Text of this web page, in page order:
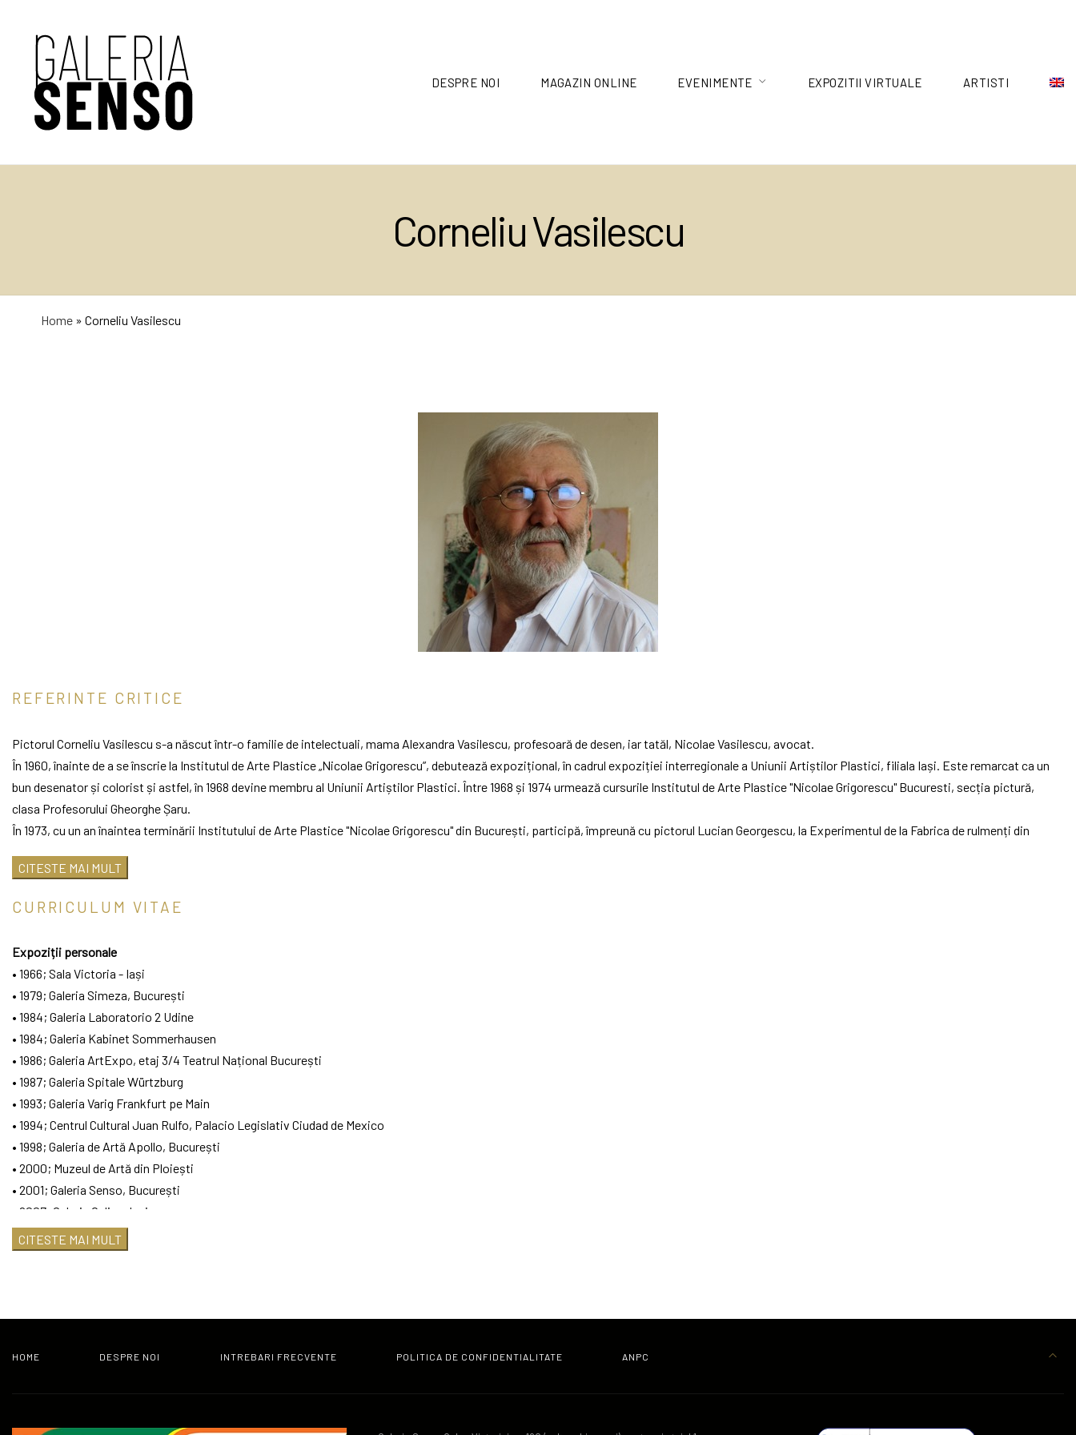
DESPRE NOI MAGAZIN ONLINE EVENIMENTE EXPOZITII VIRTUALE ARTISTI
Corneliu Vasilescu
Home » Corneliu Vasilescu
REFERINTE CRITICE
Pictorul Corneliu Vasilescu s-a născut într-o familie de intelectuali, mama Alexandra Vasilescu, profesoară de desen, iar tatăl, Nicolae Vasilescu, avocat.
În 1960, înainte de a se înscrie la Institutul de Arte Plastice „Nicolae Grigorescu”, debutează expozițional, în cadrul expoziției interregionale a Uniunii Artiștilor Plastici, filiala Iași. Este remarcat ca un
bun desenator și colorist și astfel, în 1968 devine membru al Uniunii Artiștilor Plastici. Între 1968 și 1974 urmează cursurile Institutul de Arte Plastice "Nicolae Grigorescu" Bucuresti, secția pictură,
clasa Profesorului Gheorghe Șaru.
În 1973, cu un an înaintea terminării Institutului de Arte Plastice "Nicolae Grigorescu" din București, participă, împreună cu pictorul Lucian Georgescu, la Experimentul de la Fabrica de rulmenți din
În 1974, după terminarea studiilor universitare, participă la expoziții importante precum: „Autoportretul în pictura românească” organizată la Muzeul de Artă din Iași și „Portretul în arta contemporană
CITESTE MAI MULT
CURRICULUM VITAE
Expoziții personale
• 1966; Sala Victoria - Iași
• 1979; Galeria Simeza, București
• 1984; Galeria Laboratorio 2 Udine
• 1984; Galeria Kabinet Sommerhausen
• 1986; Galeria ArtExpo, etaj 3/4 Teatrul Național București
• 1987; Galeria Spitale Würtzburg
• 1993; Galeria Varig Frankfurt pe Main
• 1994; Centrul Cultural Juan Rulfo, Palacio Legislativ Ciudad de Mexico
• 1998; Galeria de Artă Apollo, București
• 2000; Muzeul de Artă din Ploiești
• 2001; Galeria Senso, București
• 2007; Galeria Calina, Iași
• 2008; Galeriile de Artã „N. N.Tonitza” din Bârlad
• 2012; Calpe Gallery, Timișoara
• 1977, 1980, 1981; Concursul Internațional de Artă Joan Miró, Barcelona
CITESTE MAI MULT
HOME DESPRE NOI INTREBARI FRECVENTE POLITICA DE CONFIDENTIALITATE ANPC